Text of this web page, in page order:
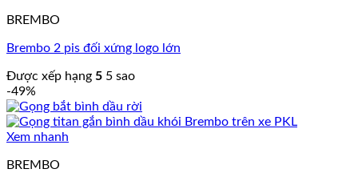
BREMBO
Brembo 2 pis đối xứng logo lớn
Được xếp hạng 5 5 sao
-49%
Xem nhanh
BREMBO